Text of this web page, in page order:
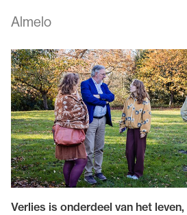
Almelo
Verlies is onderdeel van het